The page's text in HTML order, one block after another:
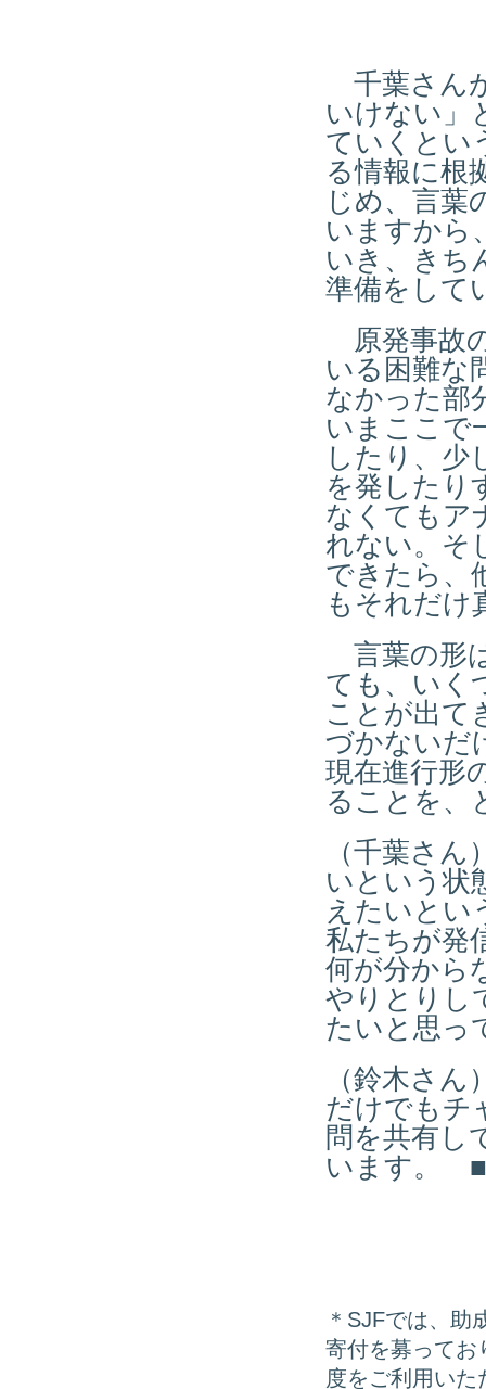
千葉さん
いけない」
ていくとい
る情報に根
じめ、言葉
いますから
いき、きち
準備をして
原発事故
いる困難な
なかった部
いまここで
したり、少
を発したり
なくてもア
れない。そ
できたら、
もそれだけ
言葉の形
ても、いく
ことが出て
づかないだ
現在進行形
ることを、
（千葉さ
いという状
えたいとい
私たちが発
何が分から
やりとりし
たいと思っ
（鈴木さ
だけでもチ
問を共有し
います。 ■
＊SJFでは、助
寄付を募ってお
度をご利用いた